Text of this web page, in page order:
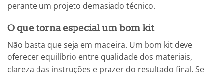
perante um projeto demasiado técnico.
O que torna especial um bom kit
Não basta que seja em madeira. Um bom kit deve
oferecer equilíbrio entre qualidade dos materiais,
clareza das instruções e prazer do resultado final. Se